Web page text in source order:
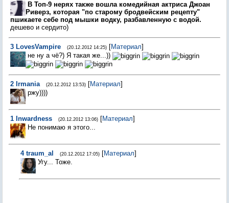
В Топ-9 нерях также вошла комедийная актриса Джоан
Риверз, которая "по старому бродвейским рецепту"
пшикаете себе под мышки водку, разбавленную с водой.
дешево и сердито)
3 LovesVampire (20.12.2012 14:25) [Материал]
не ну а чё?) Я такая же...))
2 Irmania (20.12.2012 13:53) [Материал]
ржу))))
1 Inwardness (20.12.2012 13:06) [Материал]
Не понимаю я этого...
4 traum_al (20.12.2012 17:05) [Материал]
Угу... Тоже.